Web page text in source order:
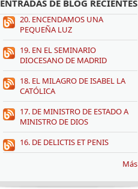
ENTRADAS DE BLOG RECIENTES
20. ENCENDAMOS UNA
PEQUEÑA LUZ
19. EN EL SEMINARIO
DIOCESANO DE MADRID
18. EL MILAGRO DE ISABEL LA
CATÓLICA
17. DE MINISTRO DE ESTADO A
MINISTRO DE DIOS
16. DE DELICTIS ET PENIS
Más